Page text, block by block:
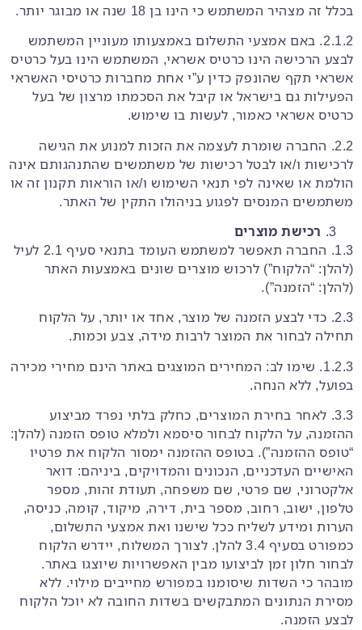
בכלל זה מצהיר המשתמש כי הינו בן 18 שנה או מבוגר יותר.
2.1.2. באם אמצעי התשלום באמצעותו מעוניין המשתמש
לבצע הרכישה הינו כרטיס אשראי, המשתמש הינו בעל כרטיס
אשראי תקף שהונפק כדין ע”י אחת מחברות כרטיסי האשראי
הפעילות גם בישראל או קיבל את הסכמתו מרצון של בעל
כרטיס אשראי כאמור, לעשות בו שימוש.
2.2. החברה שומרת לעצמה את הזכות למנוע את הגישה
לרכישות ו/או לבטל רכישות של משתמשים שהתנהגותם אינה
הולמת או שאינה לפי תנאי השימוש ו/או הוראות תקנון זה או
משתמשים המנסים לפגוע בניהולו התקין של האתר.
רכישת מוצרים
1.3. החברה תאפשר למשתמש העומד בתנאי סעיף ‎2.1 לעיל
(להלן: “הלקוח”) לרכוש מוצרים שונים באמצעות האתר
(להלן: “הזמנה”).
2.3. כדי לבצע הזמנה של מוצר, אחד או יותר, על הלקוח
תחילה לבחור את המוצר לרבות מידה, צבע וכמות.
1.2.3. שימו לב: המחירים המוצגים באתר הינם מחירי מכירה
בפועל, ללא הנחה.
3.3. לאחר בחירת המוצרים, כחלק בלתי נפרד מביצוע
ההזמנה, על הלקוח לבחור סיסמא ולמלא טופס הזמנה (להלן:
“טופס ההזמנה”). בטופס ההזמנה ימסור הלקוח את פרטיו
האישיים העדכניים, הנכונים והמדויקים, ביניהם: דואר
אלקטרוני, שם פרטי, שם משפחה, תעודת זהות, מספר
טלפון, ישוב, רחוב, מספר בית, דירה, מיקוד, קומה, כניסה,
הערות ומידע לשליח ככל שישנו ואת אמצעי התשלום,
כמפורט בסעיף 3.4 להלן. לצורך המשלוח, יידרש הלקוח
לבחור חלון זמן לביצועו מבין האפשרויות שיוצגו באתר.
מובהר כי השדות שיסומנו במפורש מחייבים מילוי. ללא
מסירת הנתונים המתבקשים בשדות החובה לא יוכל הלקוח
לבצע הזמנה.